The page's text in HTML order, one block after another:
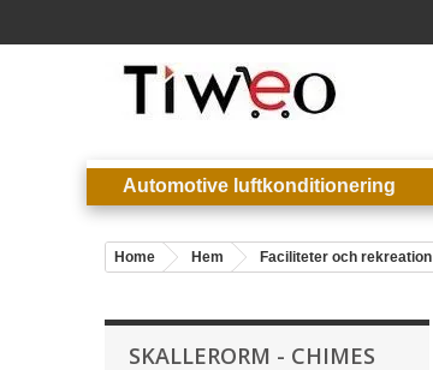
Automotive luftkonditionering
Home Hem Faciliteter och rekreation
SKALLERORM - CHIMES